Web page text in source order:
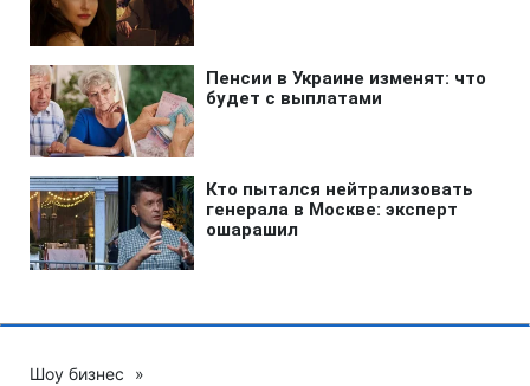
Шоу бизнес »